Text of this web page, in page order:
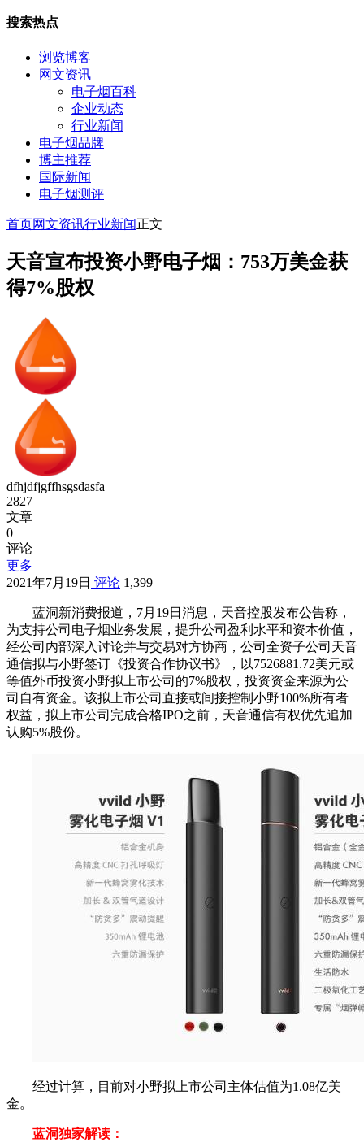
搜索热点
浏览博客
网文资讯
电子烟百科
企业动态
行业新闻
电子烟品牌
博主推荐
国际新闻
电子烟测评
首页网文资讯行业新闻正文
天音宣布投资小野电子烟：753万美金获
得7%股权
dfhjdfjgffhsgsdasfa
2827
文章
0
评论
更多
2021年7月19日 评论 1,399
蓝洞新消费报道，7月19日消息，天音控股发布公告称，
为支持公司电子烟业务发展，提升公司盈利水平和资本价值，
经公司内部深入讨论并与交易对方协商，公司全资子公司天音
通信拟与小野签订《投资合作协议书》，以7526881.72美元或
等值外币投资小野拟上市公司的7%股权，投资资金来源为公
司自有资金。该拟上市公司直接或间接控制小野100%所有者
权益，拟上市公司完成合格IPO之前，天音通信有权优先追加
认购5%股份。
经过计算，目前对小野拟上市公司主体估值为1.08亿美
金。
蓝洞独家解读：